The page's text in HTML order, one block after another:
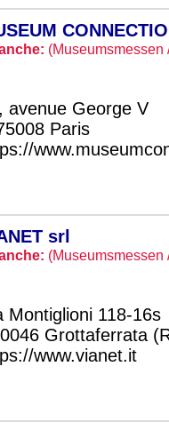
(Museumsmessen
avenue George V
Paris
srl
(Museumsmessen
Montiglioni 118-16s
Grottaferrata
www.vianet.it